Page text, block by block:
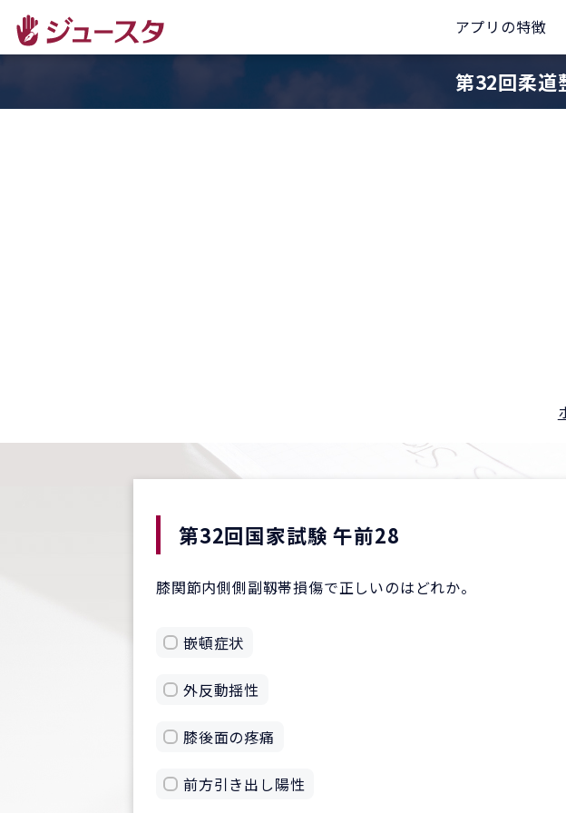
アプリの特徴
第32回柔道
第32回国家試験 午前28
膝関節内側側副靱帯損傷で正しいのはどれか。
嵌頓症状
外反動揺性
膝後面の疼痛
前方引き出し陽性